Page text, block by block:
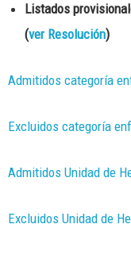
Listados
(ver Resolución)
Admitidos categoría
Excluidos categoría
Admitidos Unidad de
Excluidos Unidad de